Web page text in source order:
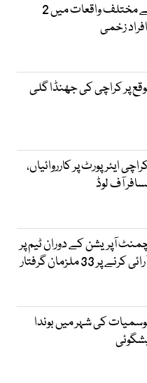
کراچی: فائرنگ کے مختلف واقعات میں 2
پر کراچی کی جھنڈا گلی
ایئرپورٹ پر کارروائیاں،
آپریشن کے دوران ٹیم پر
33 ملزمان گرفتار
کی شہر میں بوندا